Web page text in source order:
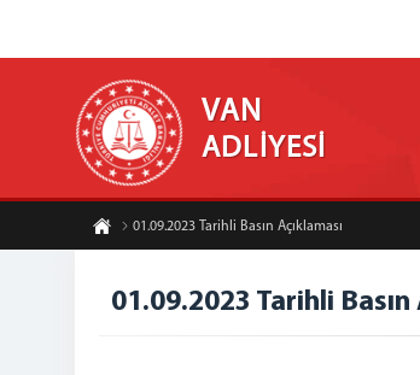
VAN
ADLİYESİ
01.09.2023 Tarihli Basın Açıklaması
01.09.2023 Tarihli Basın